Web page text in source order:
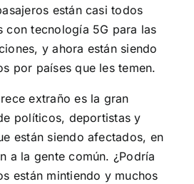
están casi todos
con tecnología 5G para las
y ahora están siendo
por países que les temen.
extraño es la gran
políticos, deportistas y
están siendo afectados, en
a la gente común. ¿Podría
están mintiendo y muchos